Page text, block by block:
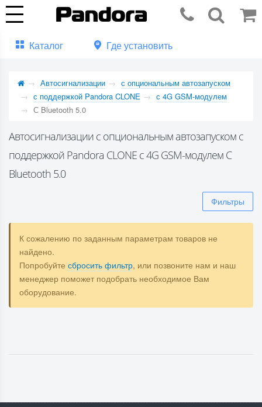
Каталог Где установить
Автосигнализации
с опциональным автозапуском
с поддержкой Pandora CLONE
с 4G GSM-модулем
С Bluetooth 5.0
Автосигнализации с опциональным автозапуском с
поддержкой Pandora CLONE с 4G GSM-модулем С
Bluetooth 5.0
Фильтры
К сожалению по заданным параметрам товаров не
найдено.
Попробуйте сбросить фильтр, или позвоните нам и наш
менеджер поможет подобрать необходимое Вам
оборудование.